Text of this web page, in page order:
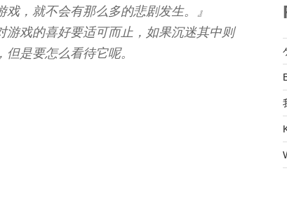
，就不会有那么多的悲剧发生。』
游戏的喜好要适可而止，如果沉迷其中则
是要怎么看待它呢。